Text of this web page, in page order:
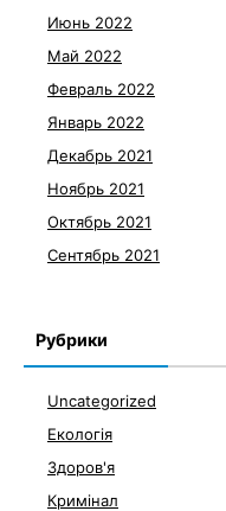
Июнь 2022
Май 2022
Февраль 2022
Январь 2022
Декабрь 2021
Ноябрь 2021
Октябрь 2021
Сентябрь 2021
Рубрики
Uncategorized
Екологія
Здоров'я
Кримінал